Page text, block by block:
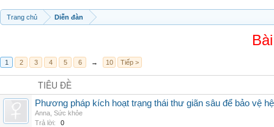
Trang chủ Diễn đàn
1 2 3 4 5 6 → 10 Tiếp >
TIÊU ĐỀ
Phương pháp kích hoạt trạng thái thư giãn sâu để bảo vệ
Anna Sức khỏe
Trả lời:
0